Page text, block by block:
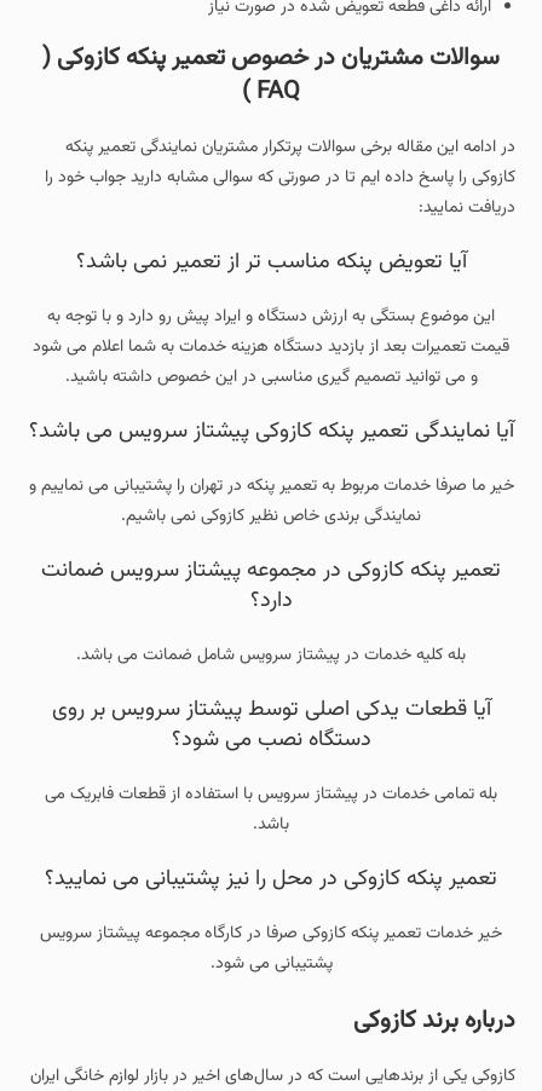
ارائه داغی قطعه تعویض شده در صورت نیاز
سوالات مشتریان در خصوص تعمیر پنکه کازوکی (
FAQ )
در ادامه این مقاله برخی سوالات پرتکرار مشتریان نمایندگی تعمیر پنکه
کازوکی را پاسخ داده ایم تا در صورتی که سوالی مشابه دارید جواب خود را
دریافت نمایید:
آیا تعویض پنکه مناسب تر از تعمیر نمی باشد؟
این موضوع بستگی به ارزش دستگاه و ایراد پیش رو دارد و با توجه به
قیمت تعمیرات بعد از بازدید دستگاه هزینه خدمات به شما اعلام می شود
و می توانید تصمیم گیری مناسبی در این خصوص داشته باشید.
آیا نمایندگی تعمیر پنکه کازوکی پیشتاز سرویس می باشد؟
خیر ما صرفا خدمات مربوط به تعمیر پنکه در تهران را پشتیبانی می نماییم و
نمایندگی برندی خاص نظیر کازوکی نمی باشیم.
تعمیر پنکه کازوکی در مجموعه پیشتاز سرویس ضمانت
دارد؟
بله کلیه خدمات در پیشتاز سرویس شامل ضمانت می باشد.
آیا قطعات یدکی اصلی توسط پیشتاز سرویس بر روی
دستگاه نصب می شود؟
بله تمامی خدمات در پیشتاز سرویس با استفاده از قطعات فابریک می
باشد.
تعمیر پنکه کازوکی در محل را نیز پشتیبانی می نمایید؟
خیر خدمات تعمیر پنکه کازوکی صرفا در کارگاه مجموعه پیشتاز سرویس
پشتیبانی می شود.
درباره برند کازوکی
کازوکی یکی از برندهایی است که در سال‌های اخیر در بازار لوازم خانگی ایران